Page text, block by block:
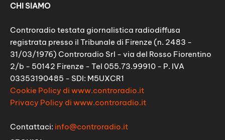
CHI SIAMO
Controradio testata giornalistica radiodiffusa
registrata presso il Tribunale di Firenze (n. 2483 -
31/03/1976) Controradio Srl - via del Rosso Fiorentino
2/b - 50142 Firenze - Tel 055.73.99910 - P. IVA
03353190485 - SDI: M5UXCR1
Cookie Policy di www.controradio.it
Privacy Policy di www.controradio.it
Contattaci: info@controradio.it